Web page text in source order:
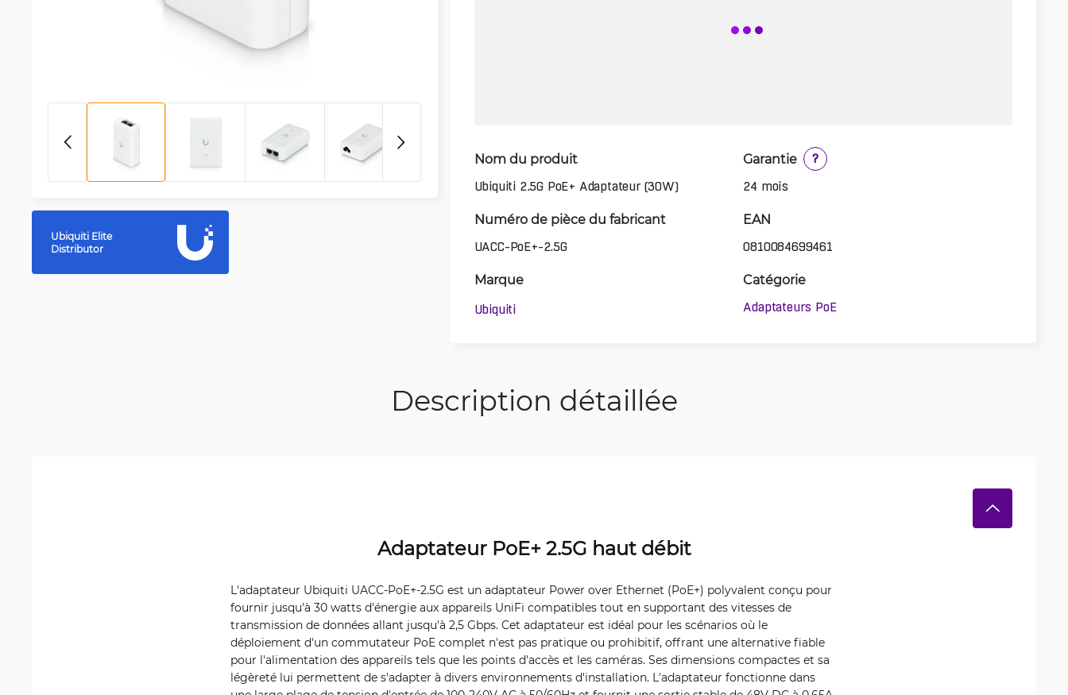
Ubiquiti Elite
Distributor
Nom du produit
Ubiquiti 2.5G PoE+ Adaptateur (30W)
Garantie
?
24 mois
Numéro de pièce du fabricant
UACC-PoE+-2.5G
EAN
0810084699461
Marque
Ubiquiti
Catégorie
Adaptateurs PoE
Description détaillée
Adaptateur PoE+ 2.5G haut débit
L'adaptateur Ubiquiti UACC-PoE+-2.5G est un adaptateur Power over Ethernet (PoE+) polyvalent conçu pour
fournir jusqu'à 30 watts d'énergie aux appareils UniFi compatibles tout en supportant des vitesses de
transmission de données allant jusqu'à 2,5 Gbps. Cet adaptateur est idéal pour les scénarios où le
déploiement d'un commutateur PoE complet n'est pas pratique ou prohibitif, offrant une alternative fiable
pour l'alimentation des appareils tels que les points d'accès et les caméras. Ses dimensions compactes et sa
légèreté lui permettent de s'adapter à divers environnements d'installation. L'adaptateur fonctionne dans